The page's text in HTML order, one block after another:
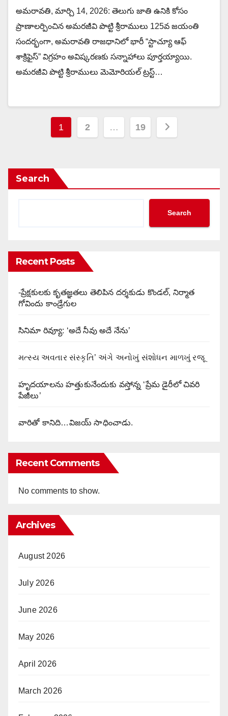
అమరావతి, మార్చి 14, 2026: తెలుగు జాతి ఉనికి కోసం
ప్రాణాలర్పించిన అమరజీవి పొట్టి శ్రీరాములు 125వ జయంతి
సందర్భంగా, అమరావతి రాజధానిలో భారీ “స్టాచ్యూ ఆఫ్
శాక్రిఫైస్” విగ్రహం అవిష్కరణకు సన్నాహాలు పూర్తయ్యాయి.
అమరజీవి పొట్టి శ్రీరాములు మెమోరియల్ ట్రస్ట్…
Posts
1 2 … 19
Search
Search
Recent Posts
-ప్రేక్షకులకు కృతజ్ఞతలు తెలిపిన దర్శకుడు కొండల్, నిర్మాత
గోవిందు కాండ్రేగుల
సినిమా రివ్యూ: ‘అదే నీవు అదే నేను’
મત્સ્ય અવતાર સંસ્કૃતિ’ અંગે અનોખું સંશોધન માળખું રજૂ
హృదయాలను హత్తుకునేందుకు వస్తోన్న ‘ప్రేమ డైరీలో చివరి
పేజీలు’
వారితో కానిది…విజయ్ సాధించాడు.
Recent Comments
No comments to show.
Archives
August 2026
July 2026
June 2026
May 2026
April 2026
March 2026